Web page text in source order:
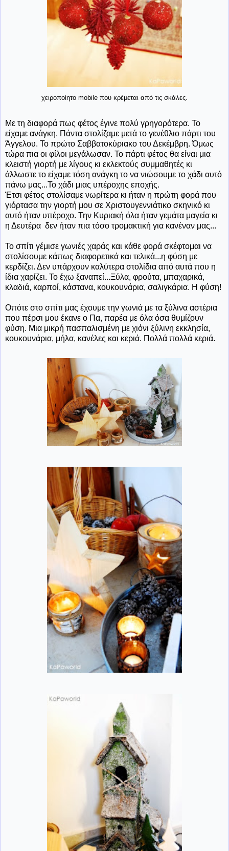
χειροποίητο mobile που κρέμεται από τις σκάλες.
Με τη διαφορά πως φέτος έγινε πολύ γρηγορότερα. Το
είχαμε ανάγκη. Πάντα στολίζαμε μετά το γενέθλιο πάρτι του
Άγγελου. Το πρώτο Σαββατοκύριακο του Δεκέμβρη. Όμως
τώρα πια οι φίλοι μεγάλωσαν. Το πάρτι φέτος θα είναι μια
κλειστή γιορτή με λίγους κι εκλεκτούς συμμαθητές κι
άλλωστε το είχαμε τόση ανάγκη το να νιώσουμε το χάδι αυτό
πάνω μας...Το χάδι μιας υπέροχης εποχής.
Έτσι φέτος στολίσαμε νωρίτερα κι ήταν η πρώτη φορά που
γιόρτασα την γιορτή μου σε Χριστουγεννιάτικο σκηνικό κι
αυτό ήταν υπέροχο. Την Κυριακή όλα ήταν γεμάτα μαγεία κι
η Δευτέρα δεν ήταν πια τόσο τρομακτική για κανέναν μας...
Το σπίτι γέμισε γωνιές χαράς και κάθε φορά σκέφτομαι να
στολίσουμε κάπως διαφορετικά και τελικά...η φύση με
κερδίζει. Δεν υπάρχουν καλύτερα στολίδια από αυτά που η
ίδια χαρίζει. Το έχω ξαναπεί...Ξύλα, φρούτα, μπαχαρικά,
κλαδιά, καρποί, κάστανα, κουκουνάρια, σαλιγκάρια. Η φύση!
Οπότε στο σπίτι μας έχουμε την γωνιά με τα ξύλινα αστέρια
που πέρσι μου έκανε ο Πα, παρέα με όλα όσα θυμίζουν
φύση. Μια μικρή πασπαλισμένη με χιόνι ξύλινη εκκλησία,
κουκουνάρια, μήλα, κανέλες και κεριά. Πολλά πολλά κεριά.